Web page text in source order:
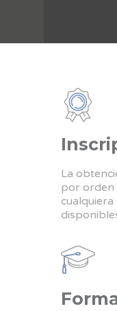
La
por orden
cualquiera